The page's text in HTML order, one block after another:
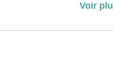
E14 flamme coup de vent
Voir